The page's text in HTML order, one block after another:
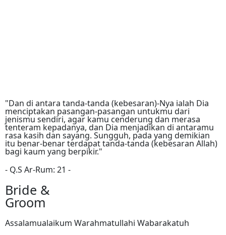
"Dan di antara tanda-tanda (kebesaran)-Nya ialah Dia
menciptakan pasangan-pasangan untukmu dari
jenismu sendiri, agar kamu cenderung dan merasa
tenteram kepadanya, dan Dia menjadikan di antaramu
rasa kasih dan sayang. Sungguh, pada yang demikian
itu benar-benar terdapat tanda-tanda (kebesaran Allah)
bagi kaum yang berpikir."
- Q.S Ar-Rum: 21 -
Bride &
Groom
Assalamualaikum Warahmatullahi Wabarakatuh